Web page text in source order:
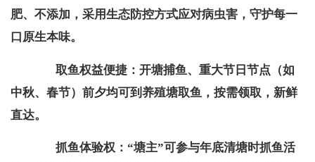
肥、不添加，采用生态防控方式应对病虫害，守护每一
口原生本味。
取鱼权益便捷：开塘捕鱼、重大节日节点（如
中秋、春节）前夕均可到养殖塘取鱼，按需领取，新鲜
直达。
抓鱼体验权：“塘主”可参与年底清塘时抓鱼活